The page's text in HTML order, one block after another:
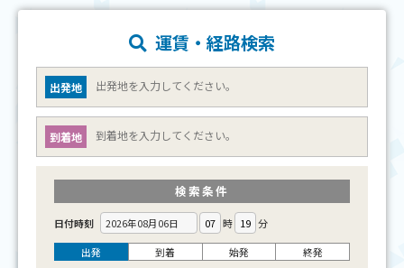
運賃・経路検索
出発地
到着地
検索条件
日付時刻 時
分
出発
到着 始発
終発